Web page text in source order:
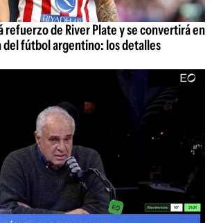
refuerzo de River Plate y se convertirá en
del fútbol argentino: los detalles